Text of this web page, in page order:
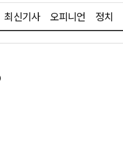
최신기사 오피니언 정치